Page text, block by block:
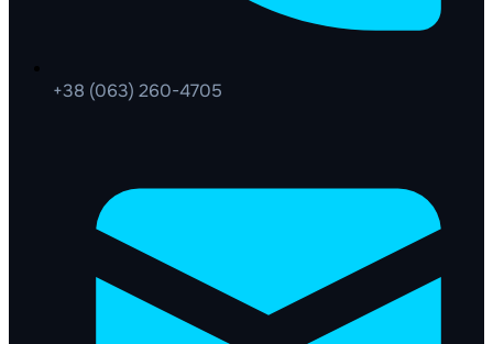
+38 (063) 260-4705